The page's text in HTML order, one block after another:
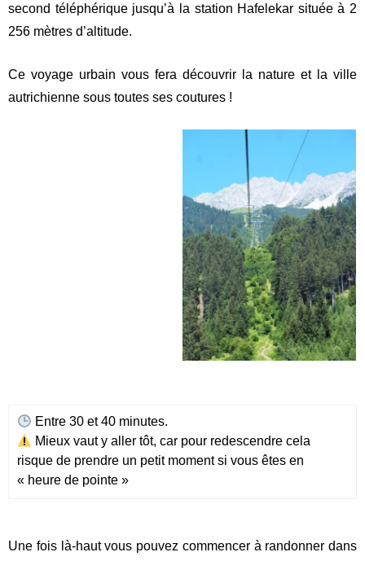
second téléphérique jusqu’à la station Hafelekar située à 2
256 mètres d’altitude.
Ce voyage urbain vous fera découvrir la nature et la ville
autrichienne sous toutes ses coutures !
Entre 30 et 40 minutes.
Mieux vaut y aller tôt, car pour redescendre cela
risque de prendre un petit moment si vous êtes en
« heure de pointe »
Une fois là-haut vous pouvez commencer à randonner dans